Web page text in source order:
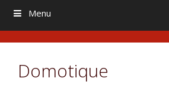
Menu
Domotique